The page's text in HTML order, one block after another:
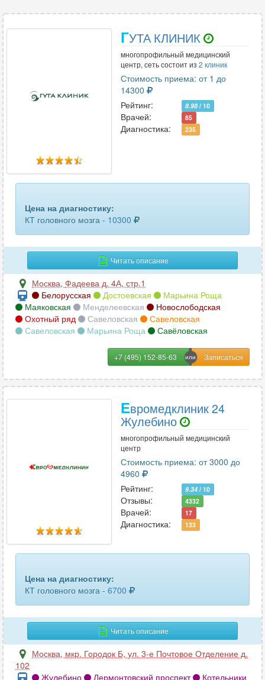
всего позвоночника
глазницы
гортани
грудной аорты
двух челюстей 96
желудка 3
желчного пузыря
зубов
КЛКТ ВНЧС (височно-нижнечелюстного сустава) 12
копчика 45
крестцово-подвздошных сочленений
лимфоузлов
лицевых костей 41
ГУТА КЛИНИК
многопрофильный медицинский
центр, сеть состоит из 2 клиник
Стоимость приема: от 1 до
14300
Рейтинг:
8.98 / 10
Врачей: 85
Диагностика: 235
Цена на диагностику:
КТ головного мозга - 10300
Читать описание
Москва, Фадеева д. 4А, стр.1
Белорусская
Достоевская
Марьина Роща
Маяковская
Менделеевская
Новослободская
Охотный ряд
Савеловская
Савеловская
Савеловская
Марьина Роща Савёловская
+7 (495) 152-85-63
Евромедклиник 24
Жулебино
многопрофильный медицинский
центр
Стоимость приема: от 3000 до
4960
Рейтинг:
9.34 / 10
Отзывы: 4332
Врачей: 17
Диагностика: 133
Цена на диагностику:
КТ головного мозга - 6700
Читать описание
Москва, мкр. Городок Б, ул. 3-е Почтовое Отделение д.
102
Жулебино
Лермонтовский проспект
Котельники